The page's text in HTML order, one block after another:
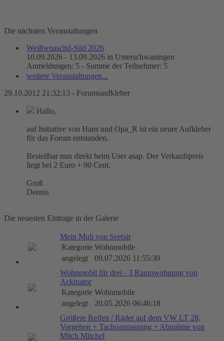
Die nächsten Veranstaltungen
Weißwoaschd-Süd 2026
10.09.2026 - 13.09.2026 in Unterschwaningen
Anmeldungen: 5 - Summe der Teilnehmer: 5
weitere Veranstaltungen...
29.10.2012 21:32:13 - Forumsaufkleber
Hallo,
auf Initiative von Hans und Opa_R ist ein neuer Aufkleber
für das Forum entstanden.
Bestellbar nun direkt beim User asap. Der Verkaufspreis
liegt bei 2 Euro + 90 Cent.
Gruß
Dennis
Die neuesten Einträge in der Galerie
Mein Muli von Seebär
Kategorie Wohnmobile
angelegt
09.07.2026 11:55:30
Wohnmobil für drei - 3 Raumwohnung von
Ackinator
Kategorie Wohnmobile
angelegt
20.05.2026 06:46:18
Größere Reifen / Räder auf dem VW LT 28,
Vorgehen + Tachoanpassung + Abnahme von
Mitch Mitchel